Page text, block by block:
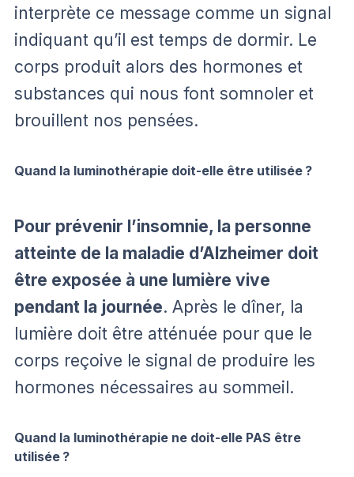
interprète ce message comme un signal
indiquant qu’il est temps de dormir. Le
corps produit alors des hormones et
substances qui nous font somnoler et
brouillent nos pensées.
Quand la luminothérapie doit-elle être utilisée ?
Pour prévenir l’insomnie, la personne
atteinte de la maladie d’Alzheimer doit
être exposée à une lumière vive
pendant la journée. Après le dîner, la
lumière doit être atténuée pour que le
corps reçoive le signal de produire les
hormones nécessaires au sommeil.
Quand la luminothérapie ne doit-elle PAS être
utilisée ?